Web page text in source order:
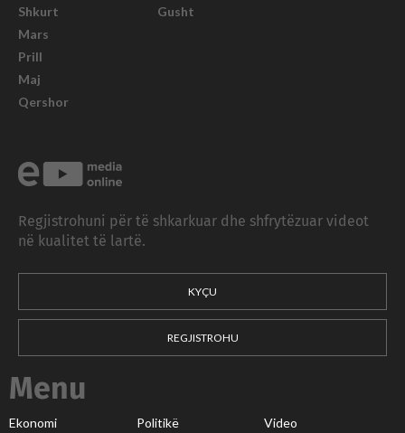
Shkurt
Mars
Prill
Maj
Qershor
Gusht
Regjistrohuni për të shkarkuar dhe shfrytëzuar videot
në kualitet të lartë.
KYÇU
REGJISTROHU
Menu
Ekonomi Politikë Video